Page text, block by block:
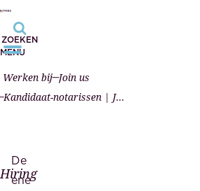
ZOEKEN
MENU
Werken bij Join us
Kandidaat-notarissen | Junior, medior en senior
Hiring
De
ene